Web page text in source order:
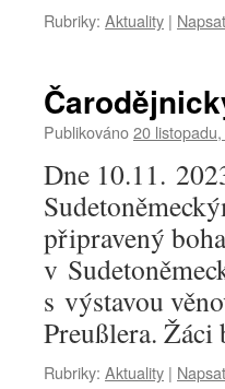
Rubriky: Aktuality |
Publikováno20
Dne 10.11.
připravený
v
s výstavou
Preußlera.
Rubriky: Aktuality |